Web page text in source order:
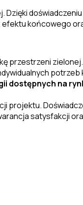
doświadczeniu
końcowego
przestrzeni
potrzeb
dostępnych na
projektu.
satysfakcji